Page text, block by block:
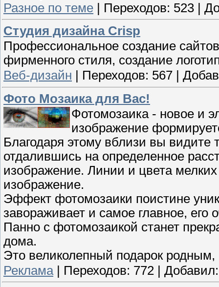
Разное по теме | Переходов: 523 |
Студия дизайна Crisp
Профессиональное создание
фирменного стиля, создание
Веб-дизайн
Переходов: 567
Фото Мозаика для Вас!
Фотомозаика - новое и
изображение
Благодаря этому вблизи вы видите
отдалившись на определенное
изображение. Линии и цвета
изображение.
Эффект фотомозаики поистине
завораживает и самое главное, его
Панно с фотомозаикой станет
дома.
Это великолепный подарок
Реклама| Переходов: 772
Добавил: